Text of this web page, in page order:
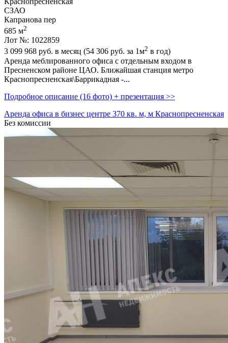
СЗАО
Капранова пер
685 м2
Лот №: 1022859
3 099 968 руб. в месяц (54 306 руб. за 1м2 в год)
Аренда меблированного офиса с отдельным входом в
Пресненском районе ЦАО. Ближайшая станция метро
Краснопресненская\Баррикадная -...
Подробное описание (16 фото) + презентация >>
Аренда офиса в бизнес центре 370 кв. м, м Краснопресненская
Без комиссии